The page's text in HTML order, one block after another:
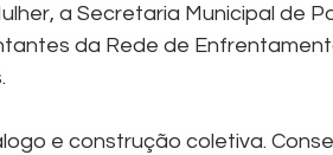
a Secretaria Municipal de
da Rede de
e construção coletiva.